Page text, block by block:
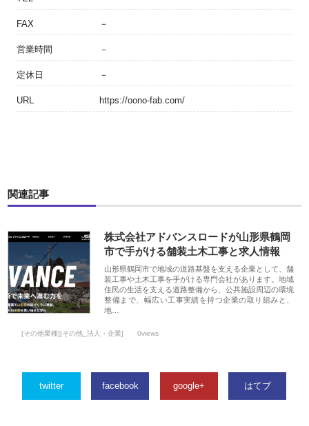
FAX －
営業時間 －
定休日 －
URL https://oono-fab.com/
関連記事
株式会社アドバンスロードが山形県鶴岡
市で手がける舗装土木工事と求人情報
山形県鶴岡市で地域の道路基盤を支える企業として、舗
装工事や土木工事を手がける専門会社があります。地域
住民の生活を支える道路整備から、公共施設周辺の環境
整備まで、幅広い工事実績を持つ企業の取り組みと、
地…
[その他業種][その他_法人・企業] 0views
twitter facebook google+ はてブ